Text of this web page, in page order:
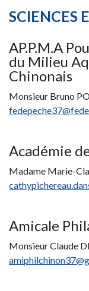
SCIENCES
AP.P.M.A
du Milieu
Chinonais
Monsieur Bruno
fedepeche37@
Académie
Madame Marie-
Amicale
Monsieur Claude